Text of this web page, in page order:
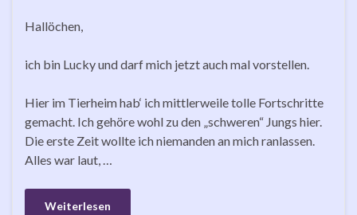
Hallöchen,
ich bin Lucky und darf mich jetzt auch mal vorstellen.
Hier im Tierheim hab‘ ich mittlerweile tolle Fortschritte
gemacht. Ich gehöre wohl zu den „schweren“ Jungs hier.
Die erste Zeit wollte ich niemanden an mich ranlassen.
Alles war laut, …
Weiterlesen